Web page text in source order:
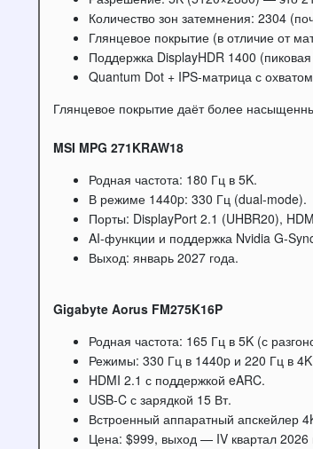
Количество зон затемнения: 2304
Глянцевое покрытие (в отличие от
Поддержка DisplayHDR 1400
Quantum Dot + IPS-матрица с
Глянцевое покрытие даёт более
MSI MPG 271KRAW18
Родная частота: 180 Гц в 5K.
В режиме 1440p: 330 Гц (dual-mode).
Порты: DisplayPort 2.1 (UHBR20),
AI-функции и поддержка Nvidia G-
Выход: январь 2027 года.
Gigabyte Aorus FM275K16P
Родная частота: 165 Гц в 5K (с
Режимы: 330 Гц в 1440p и 220 Гц в
HDMI 2.1 с поддержкой eARC.
USB-C с зарядкой 15 Вт.
Встроенный аппаратный апскейлер
Цена: $999, выход — IV квартал 2026